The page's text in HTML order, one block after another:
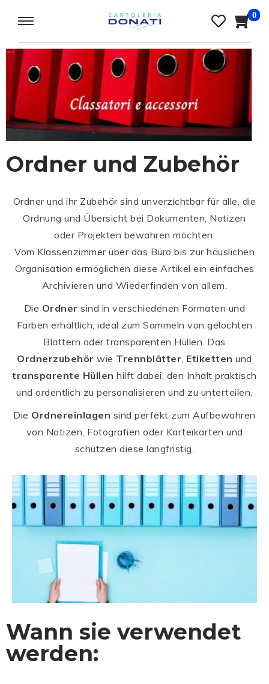
0
Ordner und Zubehör
Ordner und ihr Zubehör sind unverzichtbar für alle, die
Ordnung und Übersicht bei Dokumenten, Notizen
oder Projekten bewahren möchten.
Vom Klassenzimmer über das Büro bis zur häuslichen
Organisation ermöglichen diese Artikel ein einfaches
Archivieren und Wiederfinden von allem.
Die Ordner sind in verschiedenen Formaten und
Farben erhältlich, ideal zum Sammeln von gelochten
Blättern oder transparenten Hüllen. Das
Ordnerzubehör wie Trennblätter Etiketten und
transparente Hüllen hilft dabei, den Inhalt praktisch
und ordentlich zu personalisieren und zu unterteilen.
Die Ordnereinlagen sind perfekt zum Aufbewahren
von Notizen, Fotografien oder Karteikarten und
schützen diese langfristig.
Wann sie verwendet
werden: